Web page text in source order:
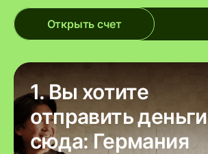
Открыть счет
1. Вы хотите
отправить деньги
сюда: Германия